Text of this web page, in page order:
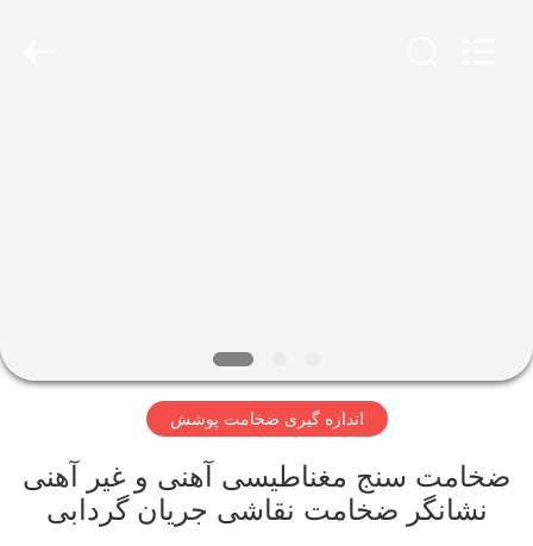
تور
کنترل
اندازه گیری ضخامت پوشش
ضخامت سنج مغناطیسی آهنی و غیر آهنی
نشانگر ضخامت نقاشی جریان گردابی